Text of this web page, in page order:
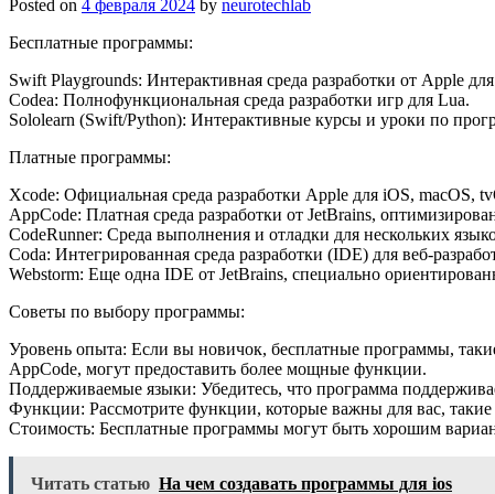
Posted on 4 февраля 2024 by neurotechlab
Бесплатные программы:
Swift Playgrounds: Интерактивная среда разработки от Apple
Codea: Полнофункциональная среда разработки игр для Lua.
Sololearn (Swift/Python): Интерактивные курсы и уроки по
Платные программы:
Xcode: Официальная среда разработки Apple для iOS, macOS,
AppCode: Платная среда разработки от JetBrains,
CodeRunner: Среда выполнения и отладки для нескольких
Coda: Интегрированная среда разработки (IDE) для веб-
Webstorm: Еще одна IDE от JetBrains, специально
Советы по выбору программы:
Уровень опыта: Если вы новичок, бесплатные программы,
AppCode, могут предоставить более мощные функции.
Поддерживаемые языки: Убедитесь, что программа
Функции: Рассмотрите функции, которые важны для вас, такие
Стоимость: Бесплатные программы могут быть хорошим
Читать статью На чем создавать программы для ios